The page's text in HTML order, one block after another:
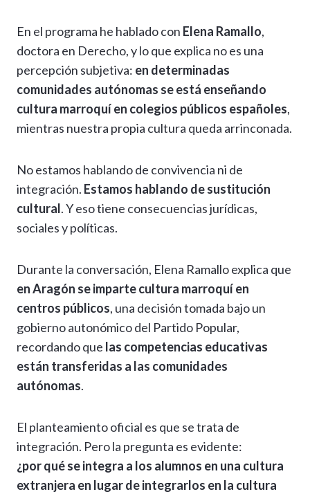
p
k
k
r
En el programa he hablado con Elena Ramallo,
doctora en Derecho, y lo que explica no es una
percepción subjetiva: en determinadas
comunidades autónomas se está enseñando
cultura marroquí en colegios públicos españoles,
mientras nuestra propia cultura queda arrinconada.
No estamos hablando de convivencia ni de
integración. Estamos hablando de sustitución
cultural. Y eso tiene consecuencias jurídicas,
sociales y políticas.
Durante la conversación, Elena Ramallo explica que
en Aragón se imparte cultura marroquí en
centros públicos, una decisión tomada bajo un
gobierno autonómico del Partido Popular,
recordando que las competencias educativas
están transferidas a las comunidades
autónomas.
El planteamiento oficial es que se trata de
integración. Pero la pregunta es evidente:
¿por qué se integra a los alumnos en una cultura
extranjera en lugar de integrarlos en la cultura